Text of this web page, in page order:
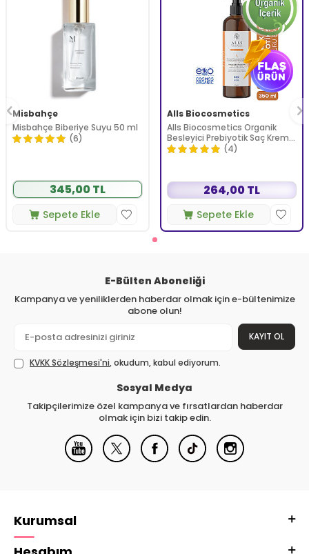
Misbahçe
Misbahçe Biberiye Suyu 50 ml
(6)
345,00 TL
Sepete Ekle
Alls Biocosmetics
Alls Biocosmetics Organik
Besleyici Prebiyotik Saç Kremi
350 ml
(4)
264,00 TL
Sepete Ekle
E-Bülten Aboneliği
Kampanya ve yeniliklerden haberdar olmak için e-bültenimize
abone olun!
KAYIT OL
KVKK Sözleşmesi'ni, okudum, kabul ediyorum.
Sosyal Medya
Takipçilerimize özel kampanya ve fırsatlardan haberdar
olmak için bizi takip edin.
Kurumsal